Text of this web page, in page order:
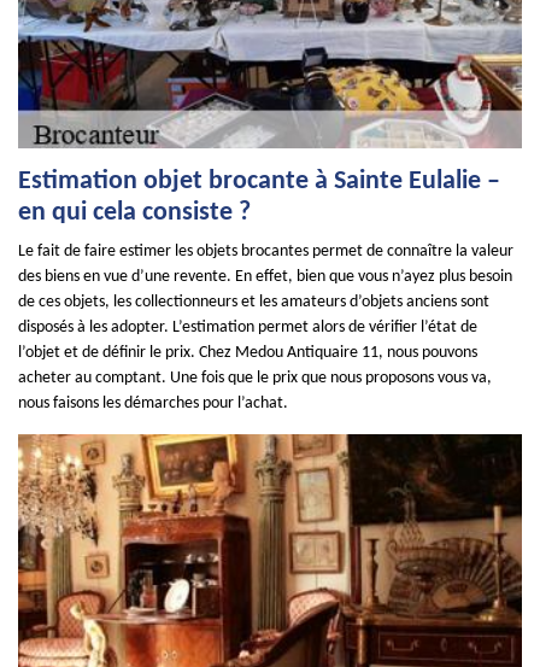
Estimation objet brocante à Sainte Eulalie –
en qui cela consiste ?
Le fait de faire estimer les objets brocantes permet de connaître la valeur
des biens en vue d’une revente. En effet, bien que vous n’ayez plus besoin
de ces objets, les collectionneurs et les amateurs d’objets anciens sont
disposés à les adopter. L’estimation permet alors de vérifier l’état de
l’objet et de définir le prix. Chez Medou Antiquaire 11, nous pouvons
acheter au comptant. Une fois que le prix que nous proposons vous va,
nous faisons les démarches pour l’achat.